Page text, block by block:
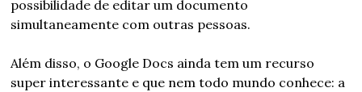
possibilidade de editar um documento
simultaneamente com outras pessoas.
Além disso, o Google Docs ainda tem um recurso
super interessante e que nem todo mundo conhece: a